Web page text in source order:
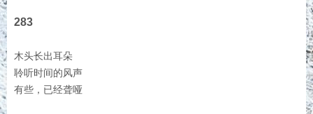
283
木头长出耳朵
聆听时间的风声
有些，已经聋哑